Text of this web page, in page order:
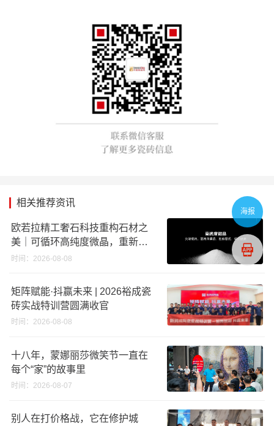
相关推荐资讯
欧若拉精工奢石科技重构石材之
美｜可循环高纯度微晶，重新定
义高端奢石原料
时间：2026-08-08
矩阵赋能·抖赢未来 | 2026裕成瓷
砖实战特训营圆满收官
时间：2026-08-08
十八年，蒙娜丽莎微笑节一直在
每个“家”的故事里
时间：2026-08-07
别人在打价格战，它在修护城
海报